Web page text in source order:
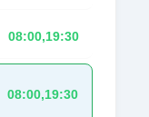
08:00,19:30
08:00,19:30